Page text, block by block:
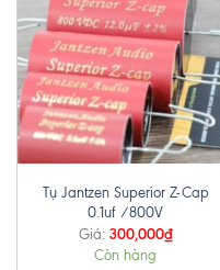
Tụ Jantzen Superior Z-Cap
0.1uf /800V
Giá: 300,000₫
Còn hàng